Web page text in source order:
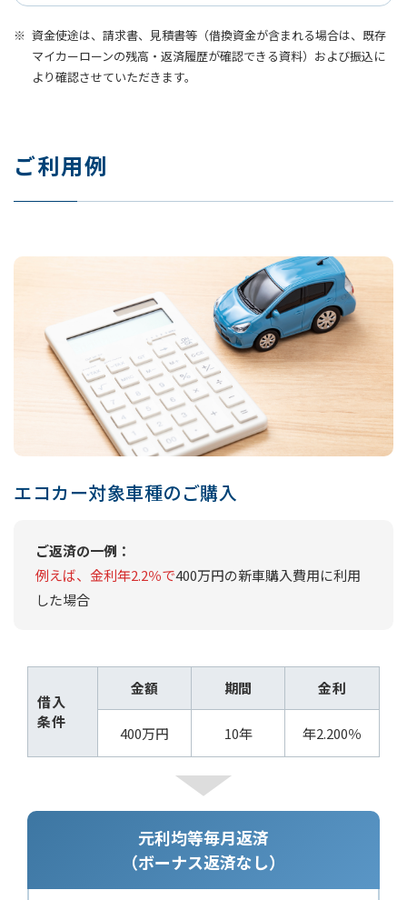
資金使途は、請求書、見積書等（借換資金が含まれる場合は、既存
マイカーローンの残高・返済履歴が確認できる資料）および振込に
より確認させていただきます。
ご利用例
エコカー対象車種のご購入
ご返済の一例：
例えば、金利年2.2％で400万円の新車購入費用に利用
した場合
借入
条件
金額 期間 金利
400万円 10年 年2.200％
元利均等毎月返済
（ボーナス返済なし）